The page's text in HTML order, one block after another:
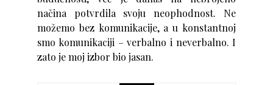
načina potvrdila svoju neophodnost. Ne
možemo bez komunikacije, a u konstantnoj
smo komunikaciji – verbalno i neverbalno. I
zato je moj izbor bio jasan.